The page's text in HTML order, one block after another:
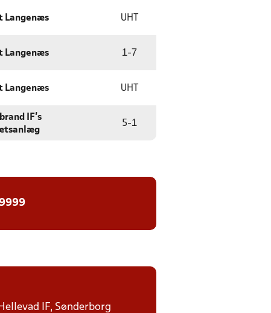
Langenæs UHT
Langenæs 1- 7
Langenæs UHT
IF's
5-1
IF, Sønderborg